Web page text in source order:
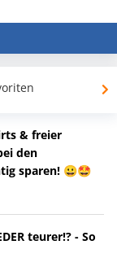
& freier
den
sparen! 😀🤩
teurer!? - So